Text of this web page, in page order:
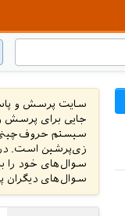
سایت پرسش و
جایی برای پرسش
سیستم
زی‌پرشین است. در
سوال‌های خود را
سوال‌های دیگران